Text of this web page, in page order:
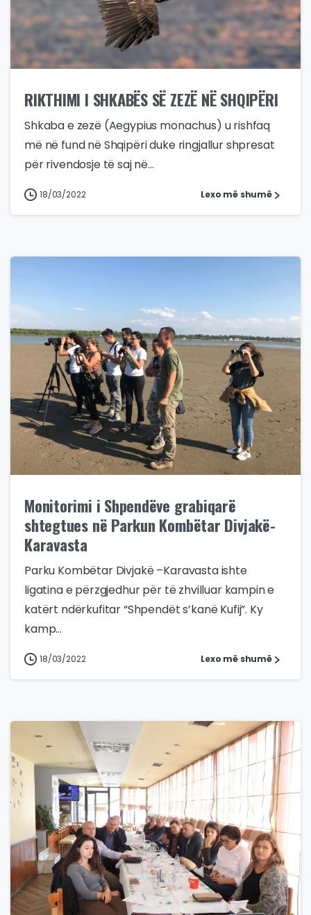
RIKTHIMI I SHKABËS SË ZEZË NË SHQIPËRI
Shkaba e zezë (Aegypius monachus) u rishfaq
më në fund në Shqipëri duke ringjallur shpresat
për rivendosje të saj në...
18/03/2022 Lexo më shumë
Monitorimi i Shpendëve grabiqarë
shtegtues në Parkun Kombëtar Divjakë-
Karavasta
Parku Kombëtar Divjakë –Karavasta ishte
ligatina e përzgjedhur për të zhvilluar kampin e
katërt ndërkufitar “Shpendët s’kanë Kufij”. Ky
kamp...
18/03/2022 Lexo më shumë